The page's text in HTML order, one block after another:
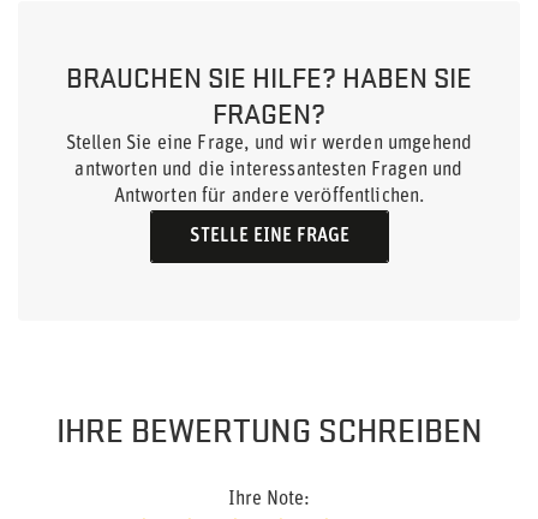
BRAUCHEN SIE HILFE? HABEN SIE
FRAGEN?
Stellen Sie eine Frage, und wir werden umgehend
antworten und die interessantesten Fragen und
Antworten für andere veröffentlichen.
STELLE EINE FRAGE
IHRE BEWERTUNG SCHREIBEN
Ihre Note: